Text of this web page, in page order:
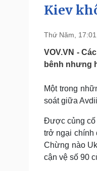
Pháp luật
Tin nóng
Tư vấn luật
Sức khỏe
Dinh dưỡng -
Cây thuốc
Sản phụ khoa
Nhi khoa
Nam khoa
Kiev
Thứ Năm,
VOV.VN -
bênh nhưng
Một trong
soát giữa
Được củng cố
trở ngại chính
Chừng nào
cận vệ số 90